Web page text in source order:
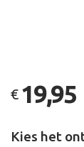
€ 19,95
Kies het